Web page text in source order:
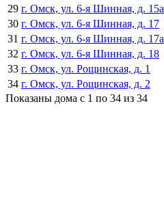
29 г. Омск, ул. 6-я Шинная, д. 15а
30 г. Омск, ул. 6-я Шинная, д. 17
31 г. Омск, ул. 6-я Шинная, д. 17а
32 г. Омск, ул. 6-я Шинная, д. 18
33 г. Омск, ул. Рощинская, д. 1
34 г. Омск, ул. Рощинская, д. 2
Показаны дома с 1 по 34 из 34